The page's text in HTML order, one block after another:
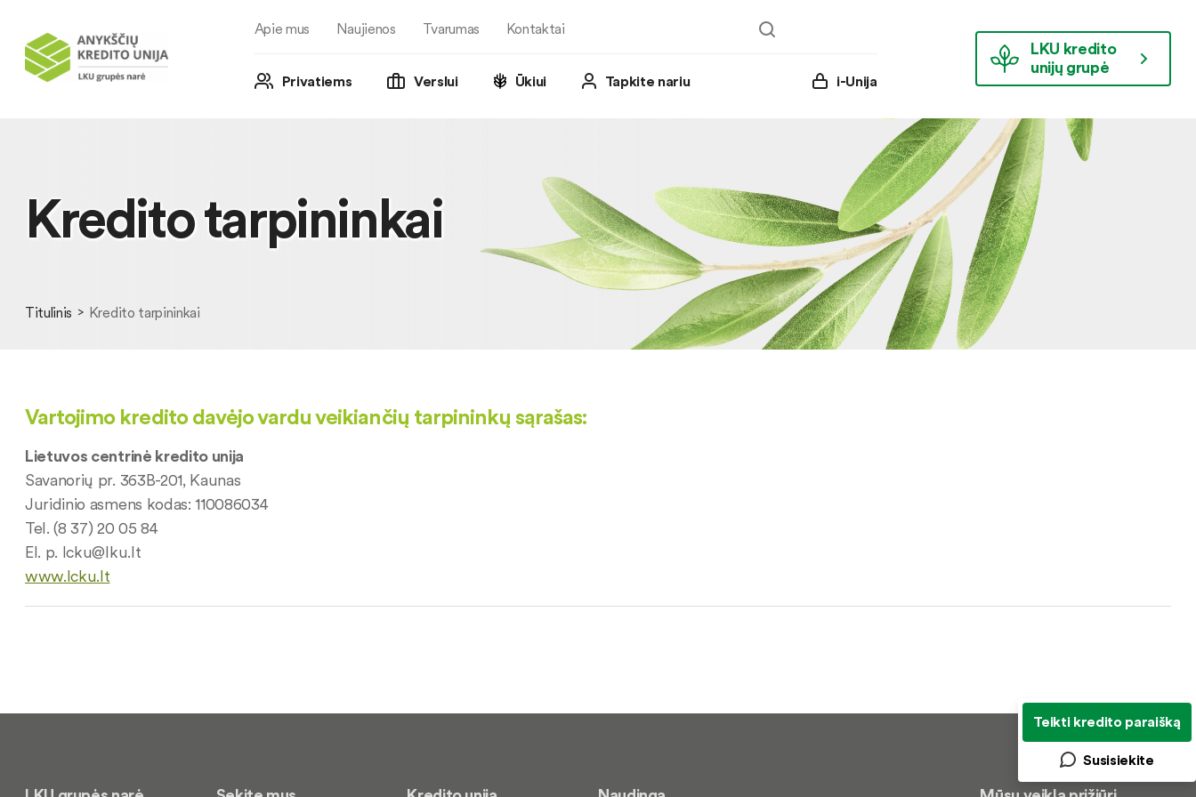
Apie mus Naujienos Tvarumas Kontaktai
Privatiems Verslui Ūkiui Tapkite nariu i-Unija
LKU kredito
unijų grupė
Kredito tarpininkai
Titulinis Kredito tarpininkai
Vartojimo kredito davėjo vardu veikiančių tarpininkų sąrašas:
Lietuvos centrinė kredito unija
Savanorių pr. 363B-201, Kaunas
Juridinio asmens kodas: 110086034
Tel. (8 37) 20 05 84
El. p. lcku@lku.lt
www.lcku.lt
Teikti kredito paraišką
Susisiekite